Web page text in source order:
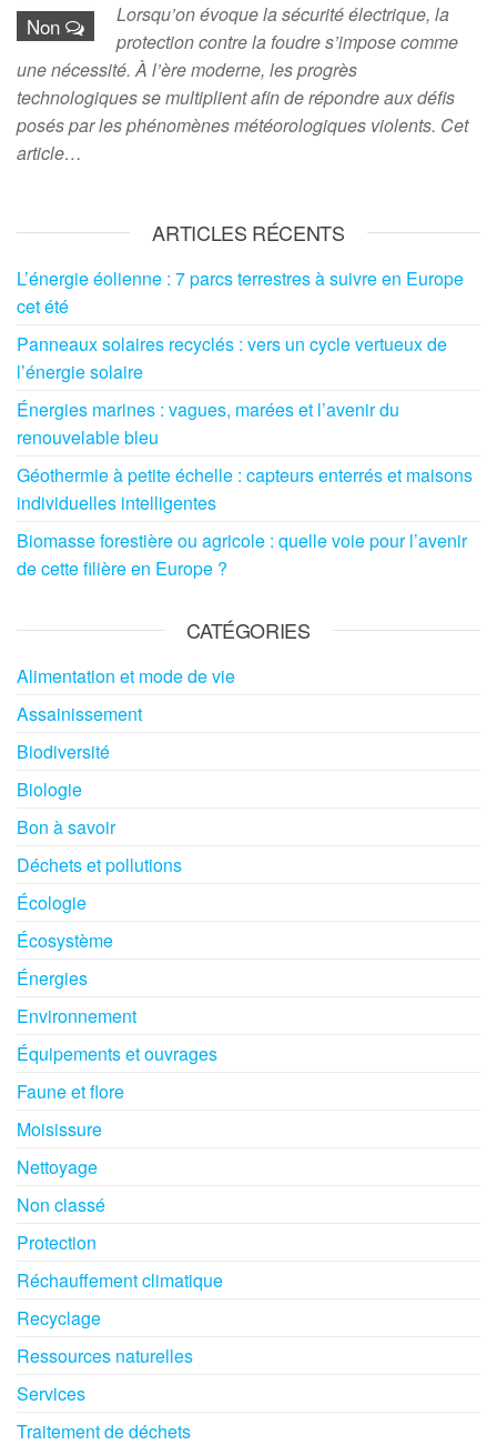
Non
Lorsqu’on évoque la sécurité électrique, la
protection contre la foudre s’impose comme
une nécessité. À l’ère moderne, les progrès
technologiques se multiplient afin de répondre aux défis
posés par les phénomènes météorologiques violents. Cet
article…
ARTICLES RÉCENTS
L’énergie éolienne : 7 parcs terrestres à suivre en Europe
cet été
Panneaux solaires recyclés : vers un cycle vertueux de
l’énergie solaire
Énergies marines : vagues, marées et l’avenir du
renouvelable bleu
Géothermie à petite échelle : capteurs enterrés et maisons
individuelles intelligentes
Biomasse forestière ou agricole : quelle voie pour l’avenir
de cette filière en Europe ?
CATÉGORIES
Alimentation et mode de vie
Assainissement
Biodiversité
Biologie
Bon à savoir
Déchets et pollutions
Écologie
Écosystème
Énergies
Environnement
Équipements et ouvrages
Faune et flore
Moisissure
Nettoyage
Non classé
Protection
Réchauffement climatique
Recyclage
Ressources naturelles
Services
Traitement de déchets